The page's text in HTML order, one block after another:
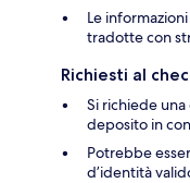
Le
tradotte con
Richiesti al
Si richiede
deposito in
Potrebbe
d’identità